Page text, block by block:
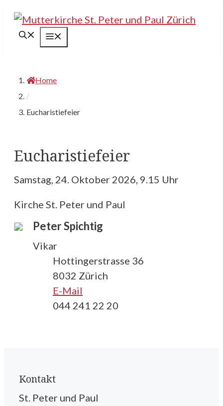
Springe
Inhalt
Home
/
Eucharistiefeier
Eucharistiefeier
Samstag, 24. Oktober 2026, 9.15 Uhr
Kirche St. Peter und Paul
Peter Spichtig
Vikar
Hottingerstrasse 36
8032 Zürich
E-Mail
044 241 22 20
Kontakt
St. Peter und Paul